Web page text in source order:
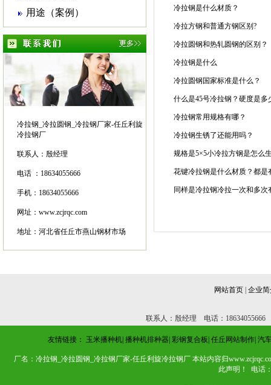
用途（案例）
冷拉钢_冷拉圆钢_冷拉钢厂家-任丘利旋
冷拉钢厂
联系人： 殷经理
电话 ： 18634055666
手机：18634055666
网址： www.zcjrqc.com
地址： 河北省任丘市燕山钢材市场
冷拉钢是什么材质？
冷拉方钢和普通方钢区别?
冷拉圆钢和热轧圆钢的区别？
冷拉钢是什么
冷拉圆钢国家标准是什么？
什么是45号冷拉钢？硬度是多
冷拉钢常用规格有哪？
冷拉钢生锈了还能用吗？
规格是5×5小冷拉方钢是怎么
花键冷拉钢是什么材质？都是
同样是冷拉钢冷拉一次和多次
网站首页 企业
联系人：殷经理 电话：18634055666
友情链接： 玉米播种机| 播种机排种器 彩钢复合板 任丘网站制作| 汽
厂名：冷拉钢_冷拉圆钢_冷拉钢厂家-任丘利旋冷拉钢厂 本站内容归
此声明！ 电话